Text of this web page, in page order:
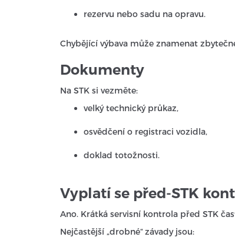
rezervu nebo sadu na opravu.
Chybějící výbava může znamenat
Dokumenty
Na STK si vezměte:
velký technický průkaz,
osvědčení o registraci vozidla,
doklad totožnosti.
Vyplatí se před-STK
Ano. Krátká servisní kontrola před STK
Nejčastější „drobné“ závady jsou: